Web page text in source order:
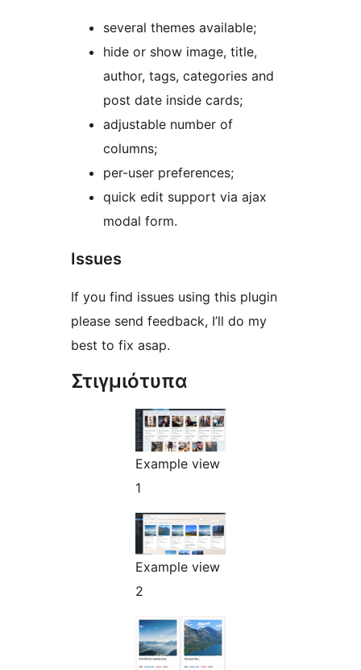
several themes available;
hide or show image, title,
author, tags, categories and
post date inside cards;
adjustable number of
columns;
per-user preferences;
quick edit support via ajax
modal form.
Issues
If you find issues using this plugin
please send feedback, I’ll do my
best to fix asap.
Στιγμιότυπα
Example view
1
Example view
2